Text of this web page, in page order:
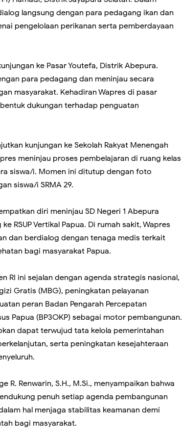
langsung dengan para pedagang ikan dan
pengelolaan perikanan serta pemberdayaan
ke Pasar Youtefa, Distrik Abepura.
para pedagang dan meninjau secara
masyarakat. Kehadiran Wapres di pasar
dukungan terhadap penguatan
kunjungan ke Sekolah Rakyat Menengah
meninjau proses pembelajaran di ruang kelas
siswa/i. Momen ini ditutup dengan foto
siswa/i SRMA 29.
diri meninjau SD Negeri 1 Abepura
RSUP Vertikal Papua. Di rumah sakit, Wapres
dan berdialog dengan tenaga medis terkait
bagi masyarakat Papua.
RI ini sejalan dengan agenda strategis nasional,
Gratis (MBG), peningkatan pelayanan
peran Badan Pengarah Percepatan
Papua (BP3OKP) sebagai motor pembangunan.
dapat terwujud tata kelola pemerintahan
serta peningkatan kesejahteraan
R. Renwarin, S.H., M.Si., menyampaikan bahwa
penuh setiap agenda pembangunan
hal menjaga stabilitas keamanan demi
bagi masyarakat.